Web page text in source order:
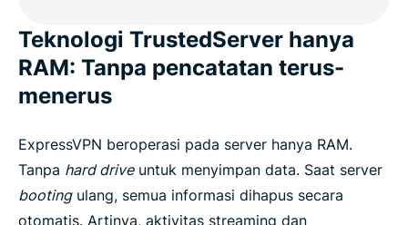
Teknologi TrustedServer hanya
RAM: Tanpa pencatatan terus-
menerus
ExpressVPN beroperasi pada server hanya RAM.
Tanpa hard driveuntuk menyimpan data. Saat server
bootingulang, semua informasi dihapus secara
otomatis. Artinya, aktivitas streaming dan